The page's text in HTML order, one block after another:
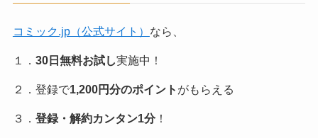
コミック.jp（公式サイト） なら、
１． 30日無料お試し実施中！
２．登録で1,200円分のポイント がもらえる
３． 登録・解約カンタン1分！